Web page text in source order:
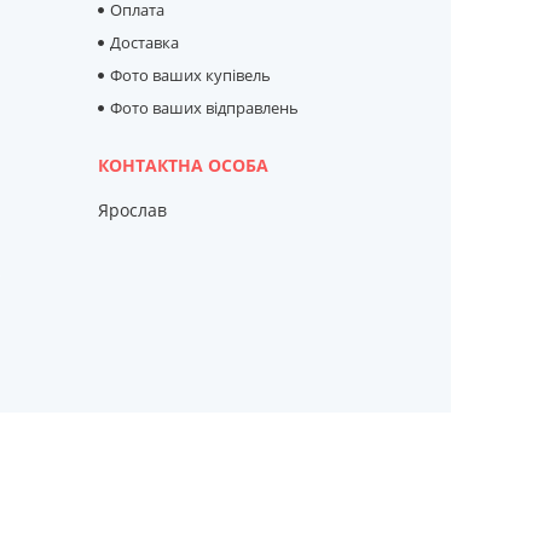
Оплата
Доставка
Фото ваших купівель
Фото ваших відправлень
Ярослав